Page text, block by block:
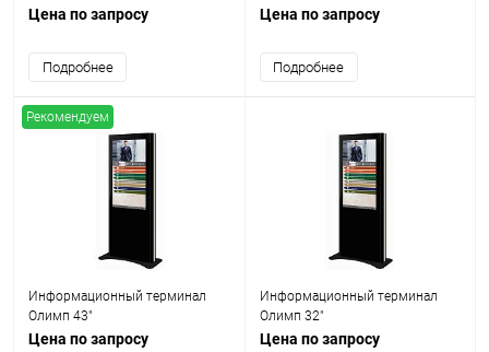
Цена по запросу
Подробнее
Цена по запросу
Подробнее
Рекомендуем
Информационный терминал
Олимп 43"
Цена по запросу
Информационный терминал
Олимп 32"
Цена по запросу